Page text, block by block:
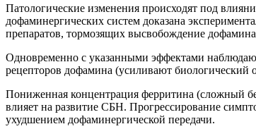
Патологические изменения происходят под
дофаминергических систем доказана
препаратов, тормозящих высвобождение
Одновременно с указанными эффектами
рецепторов дофамина (усиливают
Пониженная концентрация ферритина (сложный
влияет на развитие СБН. Прогрессирование
ухудшением дофаминергической передачи.